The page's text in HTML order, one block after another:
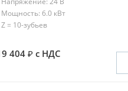
Мощность: 6.0 кВт
Z = 10-зубьев
404 с НДС